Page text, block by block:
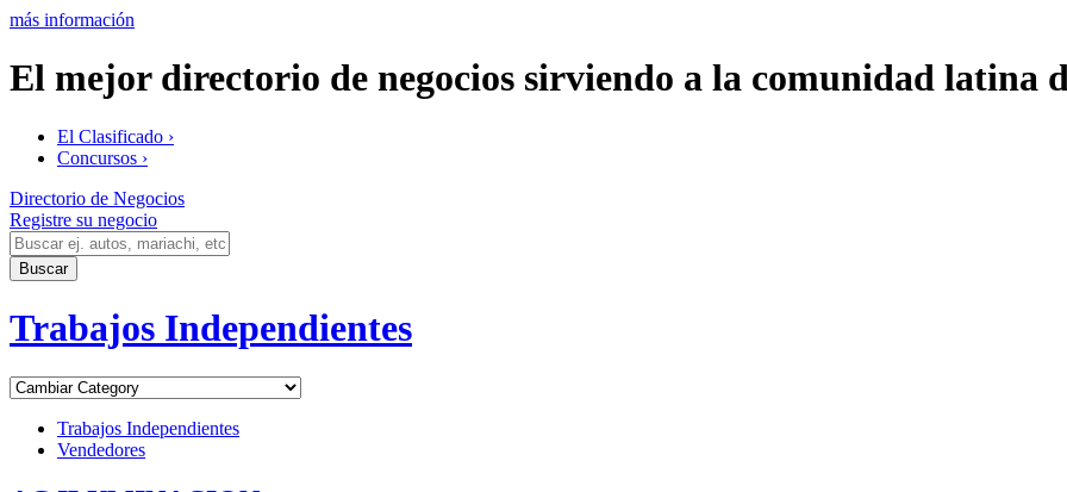
más información
El mejor directorio de negocios sirviendo a la comunidad latina
El Clasificado ›
Concursos ›
Directorio de Negocios
Registre su negocio
Trabajos Independientes
Trabajos Independientes
Vendedores